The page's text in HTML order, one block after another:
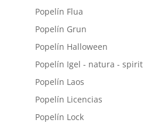
Popelín Flua
Popelín Grun
Popelín Halloween
Popelín Igel - natura - spirit
Popelín Laos
Popelín Licencias
Popelín Lock